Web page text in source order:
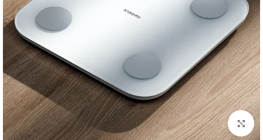
برای بزرگنمایی کلیک کنید